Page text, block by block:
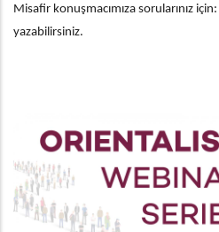
Misafir konuşmacımıza sorularınız için:
yazabilirsiniz.